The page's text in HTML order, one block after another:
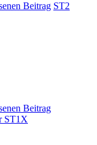
ST2
ST1X